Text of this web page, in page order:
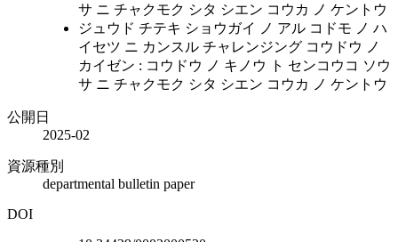
サ ニ チャクモク シタ シエン コウカ ノ ケントウ
ジュウド チテキ ショウガイ ノ アル コドモ ノ ハ
イセツ ニ カンスル チャレンジング コウドウ ノ
カイゼン : コウドウ ノ キノウ ト センコウコ ソウ
サ ニ チャクモク シタ シエン コウカ ノ ケントウ
公開日
2025-02
資源種別
departmental bulletin paper
DOI